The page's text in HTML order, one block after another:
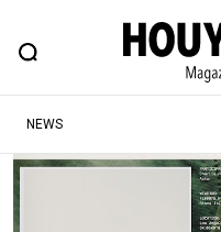
FEATURE
ヒップなファッション、カ
NEWS